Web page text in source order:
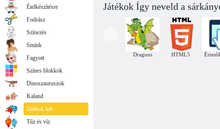
Fogatlan
sárkány szárny
Sárkányok A
kilenc birodalom
Játékok Így neveld a
Dragons HTML5
Ételkészítésre
Fodrász
Színezés
Smink
Fagyott
Színes blokkok
Dinoszauruszok
Kaland
Játékok két
Tűz és víz